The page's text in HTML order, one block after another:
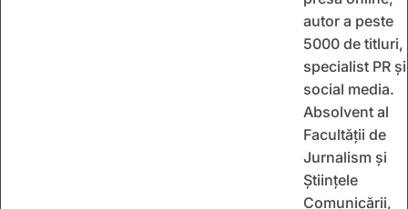
autor a peste
5000 de titluri,
specialist PR și
social media.
Absolvent al
Facultății de
Jurnalism și
Științele
Comunicării,